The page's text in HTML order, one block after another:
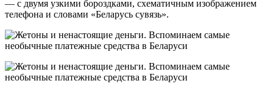
— с двумя узкими бороздками, схематичным изображением
телефона и словами «Беларусь сувязь».